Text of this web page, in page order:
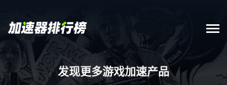
发现更多游戏加速产品